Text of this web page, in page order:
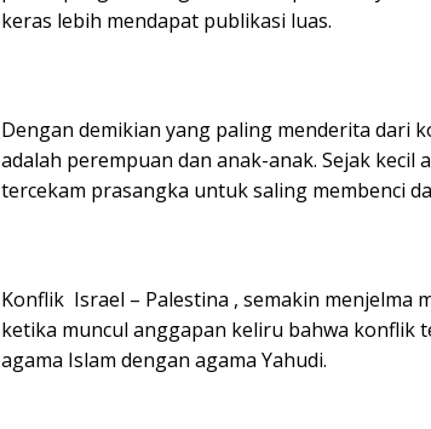
keras lebih mendapat publikasi luas.
Dengan demikian yang paling menderita dari
adalah perempuan dan anak-anak. Sejak kecil
tercekam prasangka untuk saling membenci
Konflik Israel – Palestina , semakin menjelma
ketika muncul anggapan keliru bahwa konflik
agama Islam dengan agama Yahudi.